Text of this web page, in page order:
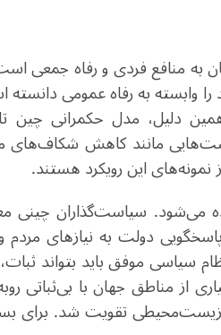
به منافع فردی و رفاه جمعی
را وابسته به رفاه عمومی
دلیل، مدل حکمرانی چین
مانند کاهش شکاف‌های
این رویکرد هستند.
می‌شود. سیاست‌گذاران چینی
دولت به نیازهای مردم و
سیاسی موفق باید بتواند
از مناطق جهان با بی‌ثباتی
تقویت شد. برای